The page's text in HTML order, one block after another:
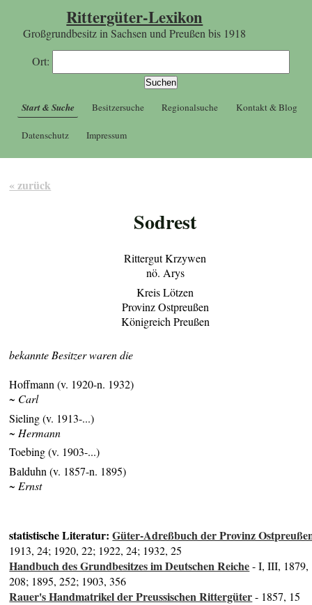
Rittergüter-Lexikon
Großgrundbesitz in Sachsen und Preußen bis 1918
Ort:
Start & Suche Besitzersuche Regionalsuche Kontakt & Blog
Datenschutz Impressum
« zurück
Sodrest
Rittergut Krzywen
nö. Arys
Kreis Lötzen
Provinz Ostpreußen
Königreich Preußen
bekannte Besitzer waren die
Hoffmann (v. 1920-n. 1932)
~ Carl
Sieling (v. 1913-...)
~ Hermann
Toebing (v. 1903-...)
Balduhn (v. 1857-n. 1895)
~ Ernst
statistische Literatur:Güter-Adreßbuch der Provinz
1913, 24; 1920, 22; 1922, 24; 1932, 25
Handbuch des Grundbesitzes im Deutschen Reiche- I, III, 1879,
208; 1895, 252; 1903, 356
Rauer's Handmatrikel der Preussischen Rittergüter- 1857, 15